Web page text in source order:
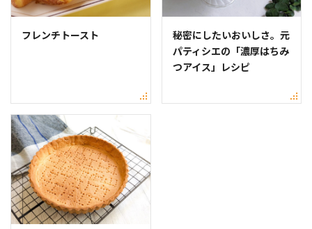
フレンチトースト
秘密にしたいおいしさ。元
パティシエの「濃厚はちみ
つアイス」レシピ